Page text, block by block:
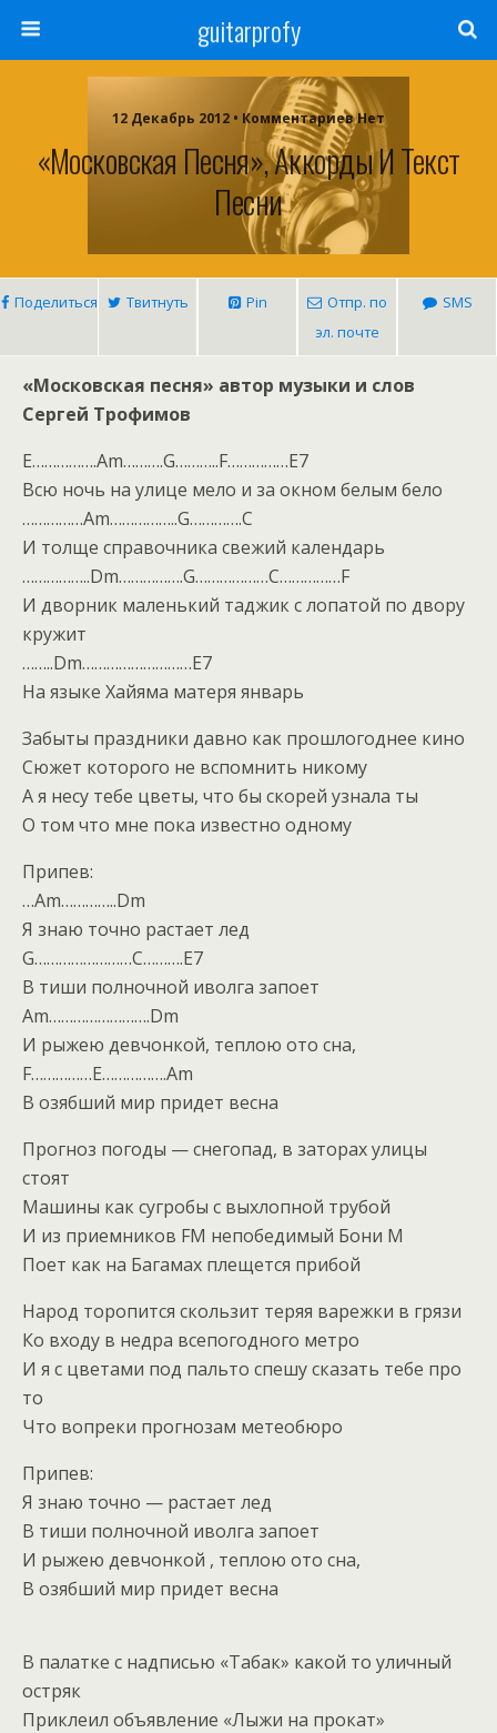
guitarprofy
12 Декабрь 2012 • Комментариев Нет
«Московская Песня», Аккорды И Текст
Песни
Поделиться Твитнуть Pin
Отпр. по
эл. почте
SMS
«Московская песня» автор музыки и слов
Сергей Трофимов
E…………….Am……….G………..F……………E7
Всю ночь на улице мело и за окном белым бело
……………Am……………..G………….C
И толще справочника свежий календарь
……………..Dm…………….G………………C……………F
И дворник маленький таджик с лопатой по двору
кружит
……..Dm………………………E7
На языке Хайяма матеря январь
Забыты праздники давно как прошлогоднее кино
Сюжет которого не вспомнить никому
А я несу тебе цветы, что бы скорей узнала ты
О том что мне пока известно одному
Припев:
…Am…………..Dm
Я знаю точно растает лед
G……………………C……….E7
В тиши полночной иволга запоет
Am…………………….Dm
И рыжею девчонкой, теплою ото сна,
F……………E…………….Am
В озябший мир придет весна
Прогноз погоды — снегопад, в заторах улицы
стоят
Машины как сугробы с выхлопной трубой
И из приемников FM непобедимый Бони М
Поет как на Багамах плещется прибой
Народ торопится скользит теряя варежки в грязи
Ко входу в недра всепогодного метро
И я с цветами под пальто спешу сказать тебе про
то
Что вопреки прогнозам метеобюро
Припев:
Я знаю точно — растает лед
В тиши полночной иволга запоет
И рыжею девчонкой , теплою ото сна,
В озябший мир придет весна
В палатке с надписью «Табак» какой то уличный
остряк
Приклеил объявление «Лыжи на прокат»